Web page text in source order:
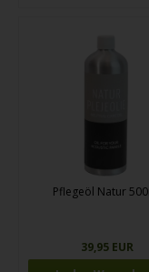
Pflegeöl Natur
39,95 EUR